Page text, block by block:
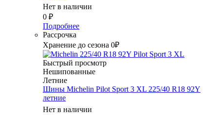
Нет в наличии
0 ₽
Подробнее
Рассрочка
Хранение до сезона 0₽
Быстрый просмотр
Нешипованные
Летние
Шины Michelin Pilot Sport 3 XL 225/40 R18 92Y
летние
Нет в наличии